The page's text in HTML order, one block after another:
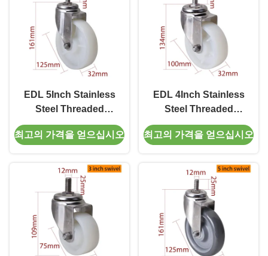
EDL 5Inch Stainless
Steel Threaded
Swivel/Brake Caster
Loading 150Kg
최고의 가격을 얻으십시오
EDL 4Inch Stainless
Steel Threaded
Swivel/Brake Caster
Loading 150Kg
최고의 가격을 얻으십시오